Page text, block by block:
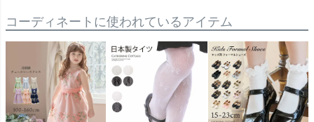
コーディネートに使われているアイテム